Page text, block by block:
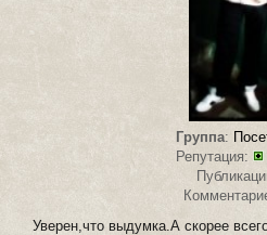
Группа:
Репутация:
Уверен,что выдумка.А скорее